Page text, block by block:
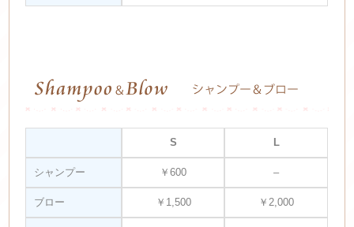
S L
シャンプー ￥600 –
ブロー ￥1,500 ￥2,000